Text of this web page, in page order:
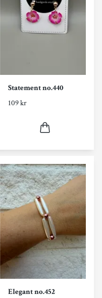
Statement no.440
109 kr
Elegant no.452